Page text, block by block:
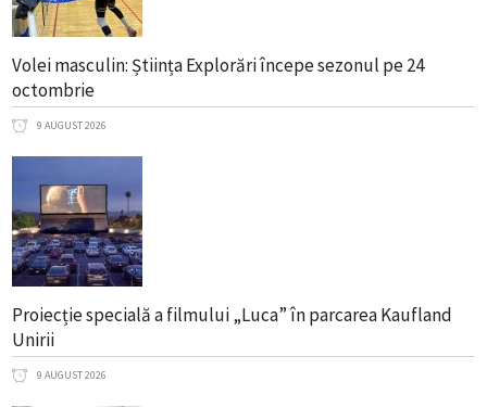
Volei masculin: Știința Explorări începe sezonul pe 24
octombrie
9 AUGUST 2026
Proiecție specială a filmului „Luca” în parcarea Kaufland
Unirii
9 AUGUST 2026